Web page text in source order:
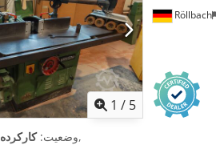
1 / 5
Röllbach
وضعیت:کارکرده ,